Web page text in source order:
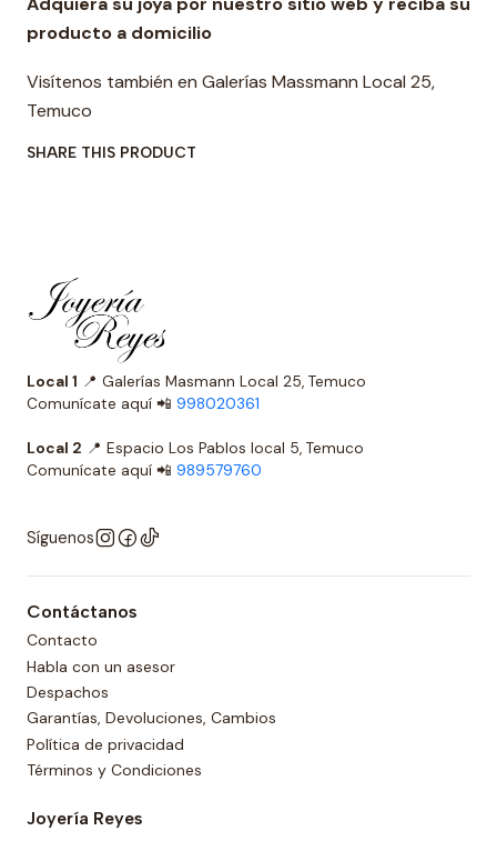
producto a domicilio
Visítenos también en Galerías Massmann Local 25,
Temuco
SHARE THIS PRODUCT
Local 1 📍 Galerías Masmann Local 25, Temuco
Comunícate aquí 📲 998020361
Local 2 📍 Espacio Los Pablos local 5, Temuco
Comunícate aquí 📲 989579760
Síguenos
Contáctanos
Contacto
Habla con un asesor
Despachos
Garantías, Devoluciones, Cambios
Política de privacidad
Términos y Condiciones
Joyería Reyes